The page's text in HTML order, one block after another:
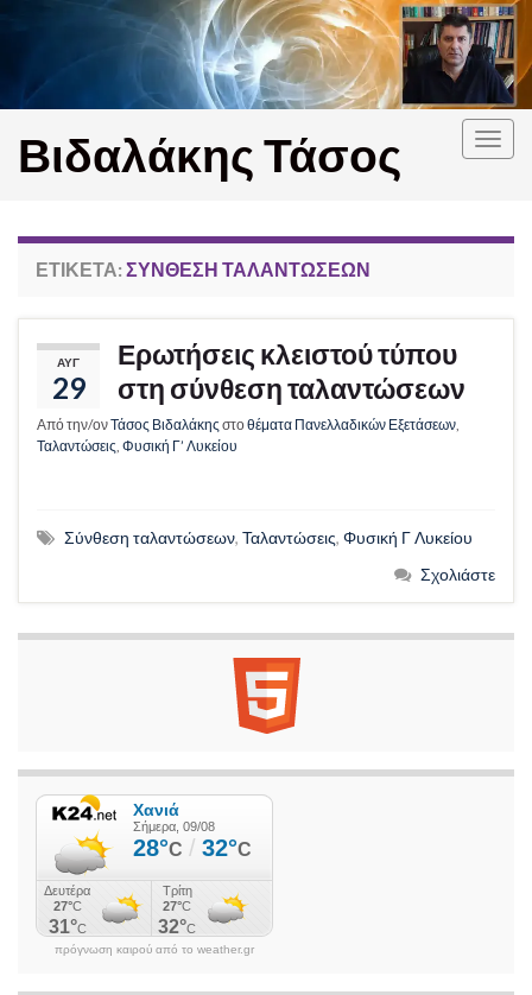
Βιδαλάκης Τάσος
ΕΤΙΚΈΤΑ: ΣΎΝΘΕΣΗ ΤΑΛΑΝΤΏΣΕΩΝ
ΑΥΓ
29
Ερωτήσεις κλειστού τύπου
στη σύνθεση ταλαντώσεων
Από την/ονΤάσος Βιδαλάκης στοθέματα Πανελλαδικών Εξετάσεων,
Ταλαντώσεις, Φυσική Γ’ Λυκείου
Σύνθεση ταλαντώσεων, Ταλαντώσεις, Φυσική Γ Λυκείου
Σχολιάστε
πρόγνωση καιρού από το weather.gr